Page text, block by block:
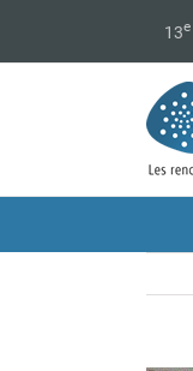
13e